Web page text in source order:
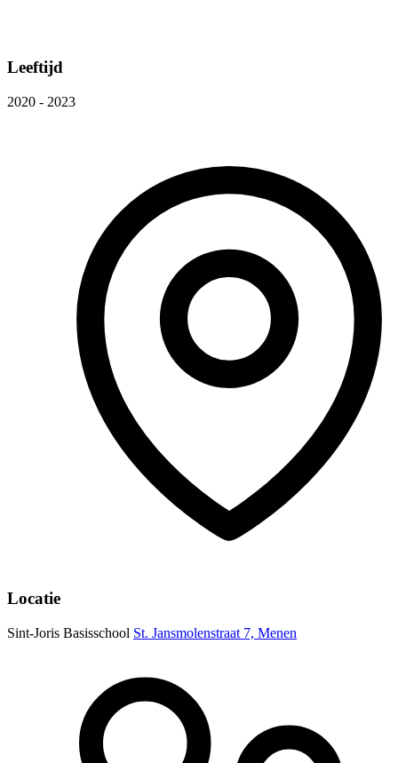
Leeftijd
2020 - 2023
Locatie
Sint-Joris Basisschool St. Jansmolenstraat 7, Menen